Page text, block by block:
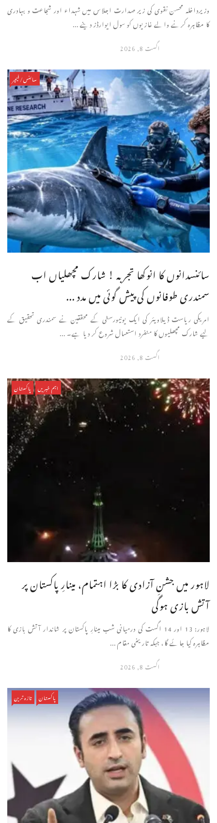
وزیرداخلہ محسن نقوی کی زیر صدارت اجلاس میں شہداء اور شجاعت و بہادری
کا مظاہرہ کرنے والے غازیوں کو سول ایوارڈز دینے ...
اگست 8, 2026
سائنس/فیچر
سائنسدانوں کا انوکھا تجربہ ! شارک مچھلیاں اب
سمندری طوفانوں کی پیش گوئی میں مدد ...
امریکی ریاست ڈیلاویئر کی ایک یونیورسٹی کے محققین نے سمندری تحقیق کے
لیے شارک مچھلیوں کا منفرد استعمال شروع کر دیا ہے۔ ...
اگست 8, 2026
اہم خبریں پاکستان
لاہور میں جشنِ آزادی کا بڑا اہتمام، مینارِ پاکستان پر
آتش بازی ہوگی
لاہور: 13 اور 14 اگست کی درمیانی شب مینارِ پاکستان پر شاندار آتش بازی کا
مظاہرہ کیا جائے گا، جبکہ تاریخی مقام ...
اگست 8, 2026
پاکستان تازہ ترین